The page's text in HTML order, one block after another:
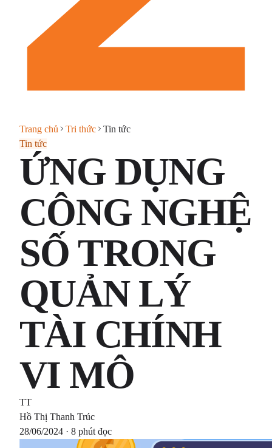
Trang chủ Tri thức
Tin tức
Tin tức
ỨNG DỤNG
CÔNG NGHỆ
SỐ TRONG
QUẢN LÝ
TÀI CHÍNH
VI MÔ
TT
Hồ Thị Thanh Trúc
28/06/2024 · 8 phút đọc